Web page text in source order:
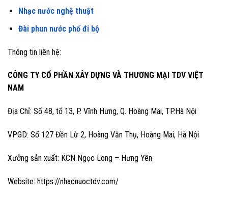
Nhạc nước nghệ thuật
Đài phun nước phố đi bộ
Thông tin liên hệ:
CÔNG TY CỔ PHẦN XÂY DỰNG VÀ THƯƠNG MẠI TDV VIỆT
NAM
Địa Chỉ: Số 48, tổ 13, P. Vĩnh Hưng, Q. Hoàng Mai, TP.Hà Nội
VPGD: Số 127 Đền Lừ 2, Hoàng Văn Thụ, Hoàng Mai, Hà Nội
Xưởng sản xuất: KCN Ngọc Long – Hưng Yên
Website: https://nhacnuoctdv.com/